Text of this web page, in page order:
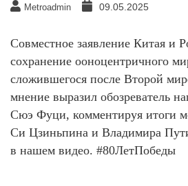
Metroadmin 09.05.2025
Совместное заявление Китая и
сохранение ооноцентричного
сложившегося после Второй
мнение выразил обозреватель
Сюэ Фуци, комментируя итоги
Си Цзиньпина и Владимира
в нашем видео. #80ЛетПобеды